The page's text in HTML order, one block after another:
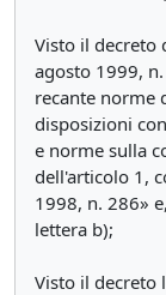
Visto il decreto
agosto 1999,
recante norme
disposizioni
e norme sulla
dell'articolo 1,
1998, n. 286»
lettera b);
Visto il decreto